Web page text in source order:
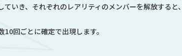
いき、それぞれのレアリティのメンバーを解放すると、
回ごとに確定で出現します。